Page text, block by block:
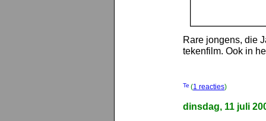
Rare jongens, die
tekenfilm. Ook in
(1 reacties)
dinsdag, 11 juli